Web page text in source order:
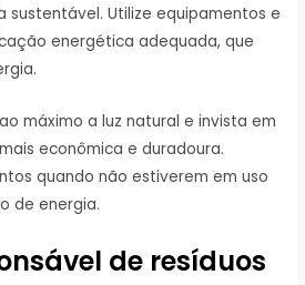
sustentável. Utilize equipamentos e
energética adequada, que
máximo a luz natural e invista em
econômica e duradoura.
quando não estiverem em uso
de energia.
de resíduos